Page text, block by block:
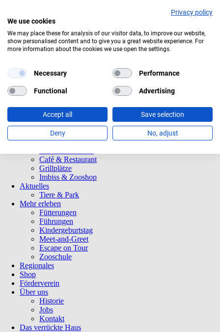
Aktuelles Wetter:
Navigation
überspringen
Informationen
Öffnungszeiten
Saisonkarten
Besuch mit Beeinträchtigungen
Veranstaltungen
Spenden
Barrierefreiheit
Tiere und Park
Tierlexikon
Tierparkplan
Café & Restaurant
Grillplätze
Imbiss & Zooshop
Aktuelles
Tiere & Park
Mehr erleben
Fütterungen
Führungen
Kindergeburtstag
Meet-and-Greet
Escape on Tour
Zooschule
Regionales
Shop
Förderverein
Über uns
Historie
Jobs
Kontakt
Das verrückte Haus
Privacy policy
We use cookies
We may place these for analysis of our visitor data, to improve our website,
show personalised content and to give you a great website experience. For
more information about the cookies we use open the settings.
Necessary Performance
Functional Advertising
Accept all Save selection
Deny No, adjust